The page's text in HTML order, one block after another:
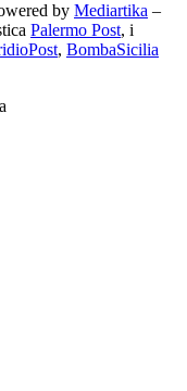
by Mediartika –
Palermo Post, i
, BombaSicilia